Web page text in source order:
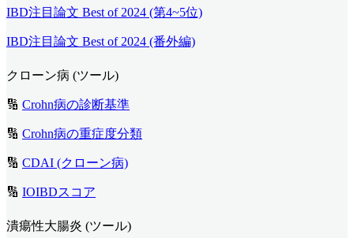
IBD注目論文 Best of 2024 (第4~5位)
IBD注目論文 Best of 2024 (番外編)
クローン病 (ツール)
🔢 Crohn病の診断基準
🔢 Crohn病の重症度分類
🔢 CDAI (クローン病)
🔢 IOIBDスコア
潰瘍性大腸炎 (ツール)